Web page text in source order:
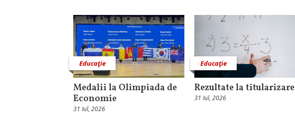
Educaţie
Medalii la Olimpiada de
Economie
31 Iul, 2026
Educaţie
Rezultate la titularizare
31 Iul, 2026